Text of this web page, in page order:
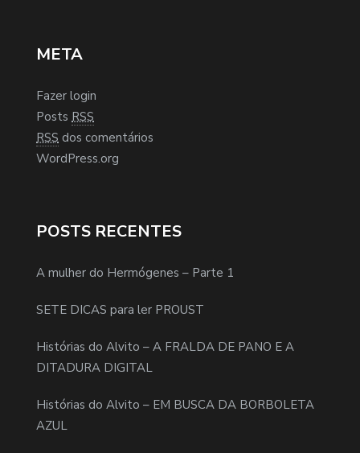
META
Fazer login
Posts RSS
RSS dos comentários
WordPress.org
POSTS RECENTES
A mulher do Hermógenes – Parte 1
SETE DICAS para ler PROUST
Histórias do Alvito – A FRALDA DE PANO E A
DITADURA DIGITAL
Histórias do Alvito – EM BUSCA DA BORBOLETA
AZUL